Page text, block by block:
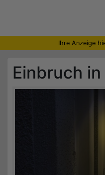
Ihre Anzeige
Einbruch